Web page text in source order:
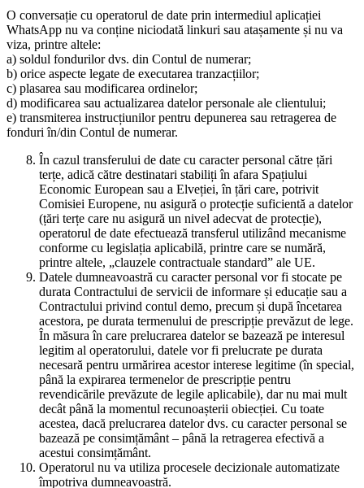
O conversație cu operatorul de date prin intermediul aplicației
WhatsApp nu va conține niciodată linkuri sau atașamente și nu va
viza, printre altele:
a) soldul fondurilor dvs. din Contul de numerar;
b) orice aspecte legate de executarea tranzacțiilor;
c) plasarea sau modificarea ordinelor;
d) modificarea sau actualizarea datelor personale ale clientului;
e) transmiterea instrucțiunilor pentru depunerea sau retragerea de
fonduri în/din Contul de numerar.
În cazul transferului de date cu caracter personal către țări
terțe, adică către destinatari stabiliți în afara Spațiului
Economic European sau a Elveției, în țări care, potrivit
Comisiei Europene, nu asigură o protecție suficientă a datelor
(țări terțe care nu asigură un nivel adecvat de protecție),
operatorul de date efectuează transferul utilizând mecanisme
conforme cu legislația aplicabilă, printre care se numără,
printre altele, „clauzele contractuale standard” ale UE.
Datele dumneavoastră cu caracter personal vor fi stocate pe
durata Contractului de servicii de informare și educație sau a
Contractului privind contul demo, precum și după încetarea
acestora, pe durata termenului de prescripție prevăzut de lege.
În măsura în care prelucrarea datelor se bazează pe interesul
legitim al operatorului, datele vor fi prelucrate pe durata
necesară pentru urmărirea acestor interese legitime (în special,
până la expirarea termenelor de prescripție pentru
revendicările prevăzute de legile aplicabile), dar nu mai mult
decât până la momentul recunoașterii obiecției. Cu toate
acestea, dacă prelucrarea datelor dvs. cu caracter personal se
bazează pe consimțământ – până la retragerea efectivă a
acestui consimțământ.
Operatorul nu va utiliza procesele decizionale automatizate
împotriva dumneavoastră.